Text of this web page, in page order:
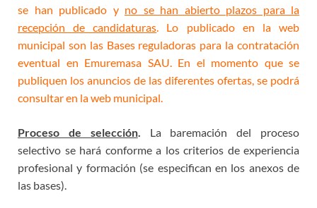
se han publicado y no se han abierto plazos para la
recepción de candidaturas . Lo publicado en la web
municipal son las Bases reguladoras para la contratación
eventual en Emuremasa SAU. En el momento que se
publiquen los anuncios de las diferentes ofertas, se podrá
consultar en la web municipal.
Proceso de selección.
La baremación del proceso
selectivo se hará conforme a los criterios de experiencia
profesional y formación (se especifican en los anexos de
las bases).